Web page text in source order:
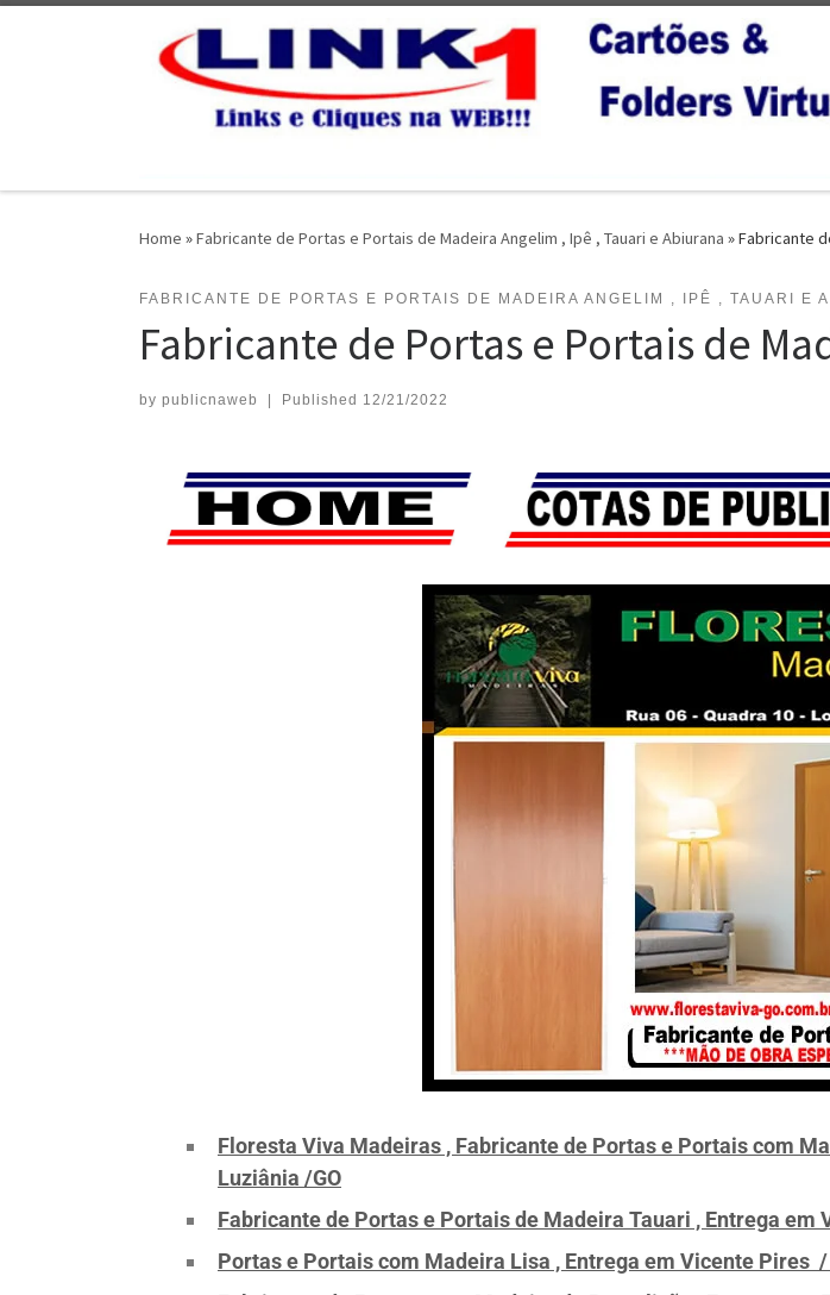
Home »Fabricante de Portas e Portais de Madeira Angelim , Ipê , Tauari e Abiurana »Fabricante
FABRICANTE DE PORTAS E PORTAIS DE MADEIRA ANGELIM , IPÊ , TAUARI E
Fabricante de Portas e Portais de
by publicnaweb Published 12/21/2022
Floresta Viva Madeiras , Fabricante de Portas e Portais com
Luziânia /GO
Fabricante de Portas e Portais de Madeira Tauari , Entrega em
Portas e Portais com Madeira Lisa , Entrega em Vicente Pires /